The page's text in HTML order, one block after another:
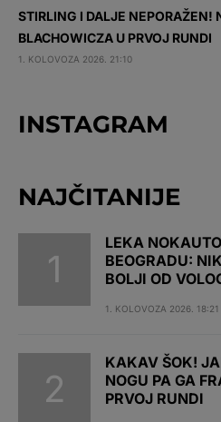
STIRLING I DALJE NEPORAŽEN!
BLACHOWICZA U PRVOJ RUNDI
1. KOLOVOZA 2026. 21:10
INSTAGRAM
NAJČITANIJE
LEKA
BEOGRADU:
BOLJI OD
1. KOLOVOZA 2026. 18:21
KAKAV ŠOK!
NOGU PA GA
PRVOJ RUNDI